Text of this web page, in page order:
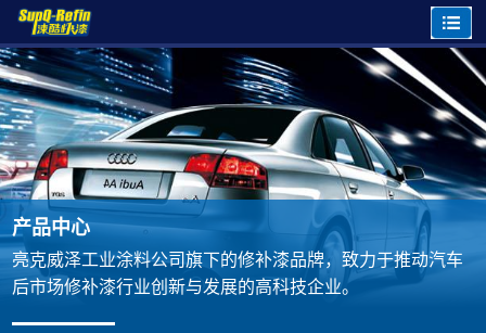
产品中心
亮克威泽工业涂料公司旗下的修补漆品牌，致力于推动汽车
后市场修补漆行业创新与发展的高科技企业。